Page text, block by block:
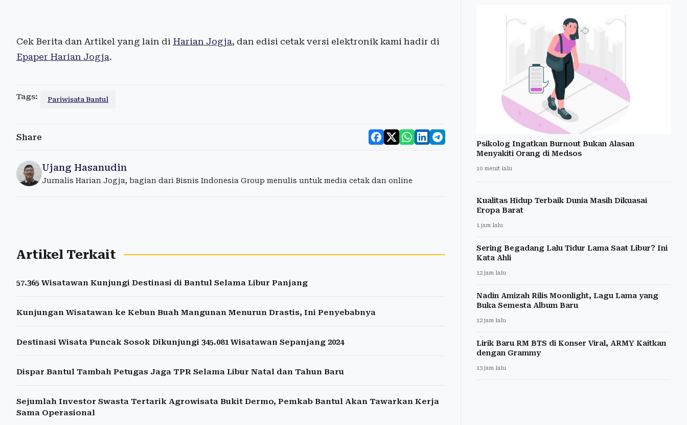
Cek Berita dan Artikel yang lain di Harian Jogja, dan edisi cetak versi elektronik kami hadir di
Epaper Harian Jogja.
Tags: Pariwisata Bantul
Share
Ujang Hasanudin
Jurnalis Harian Jogja, bagian dari Bisnis Indonesia Group menulis untuk media cetak dan online
Artikel Terkait
57.365 Wisatawan Kunjungi Destinasi di Bantul Selama Libur Panjang
Kunjungan Wisatawan ke Kebun Buah Mangunan Menurun Drastis, Ini Penyebabnya
Destinasi Wisata Puncak Sosok Dikunjungi 345.081 Wisatawan Sepanjang 2024
Dispar Bantul Tambah Petugas Jaga TPR Selama Libur Natal dan Tahun Baru
Sejumlah Investor Swasta Tertarik Agrowisata Bukit Dermo, Pemkab Bantul Akan Tawarkan Kerja
Sama Operasional
Psikolog Ingatkan Burnout Bukan Alasan
Menyakiti Orang di Medsos
10 menit lalu
Kualitas Hidup Terbaik Dunia Masih Dikuasai
Eropa Barat
1 jam lalu
Sering Begadang Lalu Tidur Lama Saat Libur? Ini
Kata Ahli
12 jam lalu
Nadin Amizah Rilis Moonlight, Lagu Lama yang
Buka Semesta Album Baru
12 jam lalu
Lirik Baru RM BTS di Konser Viral, ARMY Kaitkan
dengan Grammy
13 jam lalu